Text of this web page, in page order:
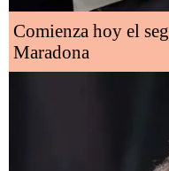
Comienza hoy el
Maradona